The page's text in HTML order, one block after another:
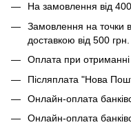
На замовлення від
Замовлення на точки
доставкою від 500 грн.
Оплата при отриманні
Післяплата "Нова
Онлайн-оплата
Онлайн-оплата